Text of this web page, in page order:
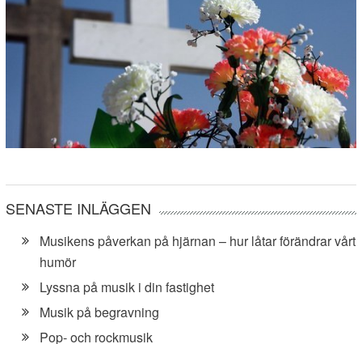
SENASTE INLÄGGEN
Musikens påverkan på hjärnan – hur låtar förändrar vårt
humör
Lyssna på musik i din fastighet
Musik på begravning
Pop- och rockmusik